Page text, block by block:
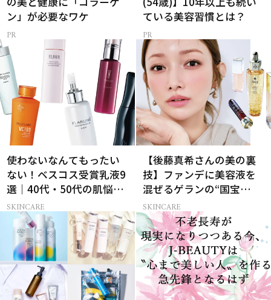
ン」が必要なワケ
ている美容習慣とは？
使わないなんてもったい
ない！ベスコス受賞乳液9
選｜40代・50代の肌悩み
別まとめ
SKINCARE
【後藤真希さんの美の裏
技】ファンデに美容液を
混ぜるゲランの“国宝
級”ツヤ肌術
SKINCARE